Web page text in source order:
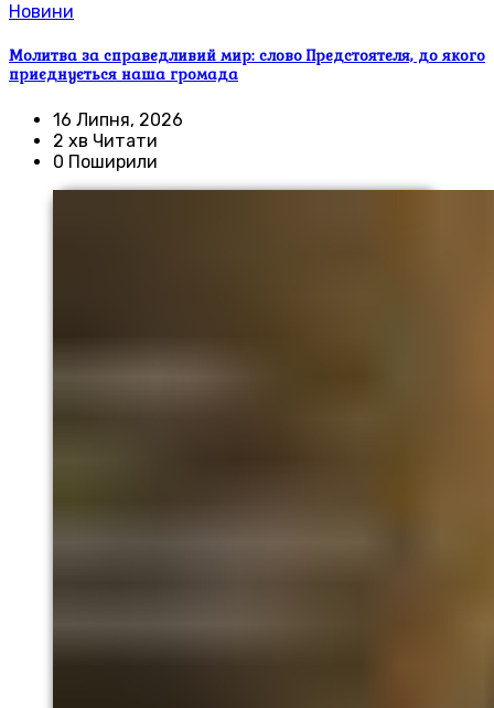
Новини
Молитва за справедливий мир: слово Предстоятеля, до якого
приєднується наша громада
16 Липня, 2026
2 хв Читати
0 Поширили